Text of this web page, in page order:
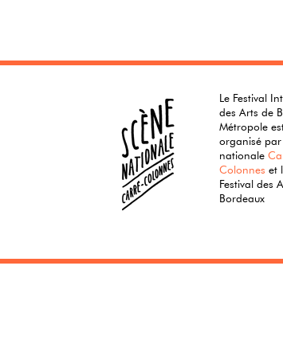
Le Festival
des Arts de
Métropole
organisé par
nationale
Colonnes et
Festival des
Bordeaux